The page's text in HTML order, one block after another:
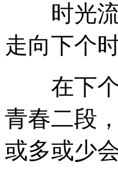
时光流
走向下个时
在下个
青春二段
或多或少